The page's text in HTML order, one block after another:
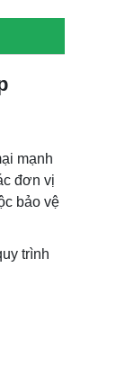
mạnh
đơn vị
bảo vệ
trình